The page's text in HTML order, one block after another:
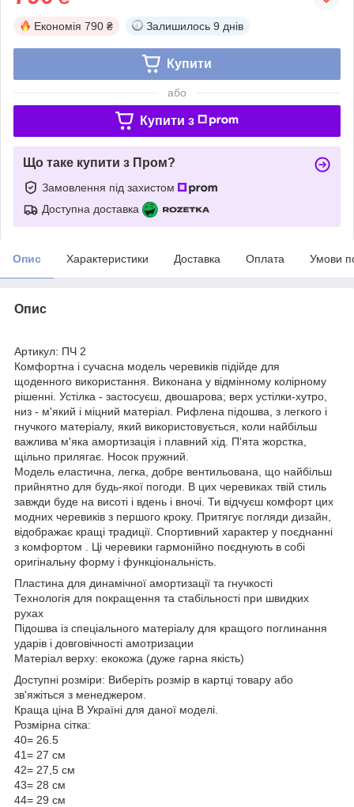
Економія 790 ₴ Залишилось 9 днів
Купити
або
Купити з
Що таке купити з Пром?
Замовлення під захистом
Доступна доставка
Опис Характеристики Доставка Оплата Умови
Опис
Артикул: ПЧ 2
Комфортна і сучасна модель черевиків підійде для
щоденного використання. Виконана у відмінному колірному
рішенні. Устілка - застосуєш, двошарова; верх устілки-хутро,
низ - м'який і міцний матеріал. Рифлена підошва, з легкого і
гнучкого матеріалу, який використовується, коли найбільш
важлива м'яка амортизація і плавний хід. П'ята жорстка,
щільно прилягає. Носок пружний.
Модель еластична, легка, добре вентильована, що найбільш
прийнятно для будь-якої погоди. В цих черевиках твій стиль
завжди буде на висоті і вдень і вночі. Ти відчуєш комфорт цих
модних черевиків з першого кроку. Притягує погляди дизайн,
відображає кращі традиції. Спортивний характер у поєднанні
з комфортом . Ці черевики гармонійно поєднують в собі
оригінальну форму і функціональність.
Пластина для динамічної амортизації та гнучкості
Технологія для покращення та стабільності при швидких
рухах
Підошва із спеціального матеріалу для кращого поглинання
ударів і довговічності амотризации
Матеріал верху: екокожа (дуже гарна якість)
Доступні розміри: Виберіть розмір в картці товару або
зв'яжіться з менеджером.
Краща ціна В Україні для даної моделі.
Розмірна сітка:
40= 26.5
41= 27 см
42= 27,5 см
43= 28 см
44= 29 см